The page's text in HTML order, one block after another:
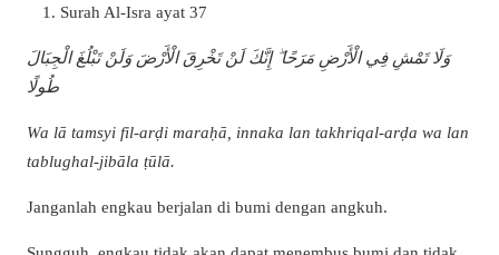
Surah Al-Isra ayat 37
وَلَا تَمْشِ فِي الْأَرْضِ مَرَحًا ۖ إِنَّكَ لَنْ تَخْرِقَ الْأَرْضَ وَلَنْ تَبْلُغَ الْجِبَالَ
طُولًا
Wa lā tamsyi fil-arḍi maraḥā, innaka lan takhriqal-arḍa wa lan
tablughal-jibāla ṭūlā.
Janganlah engkau berjalan di bumi dengan angkuh.